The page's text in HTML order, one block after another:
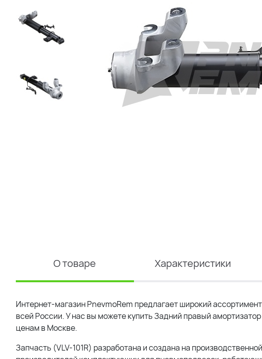
О товаре Характеристики
Интернет-магазин PnevmoRem предлагает широкий
всей России. У нас вы можете купитьЗадний правый
ценам в Москве.
Запчасть (VLV-101R) разработана и создана на